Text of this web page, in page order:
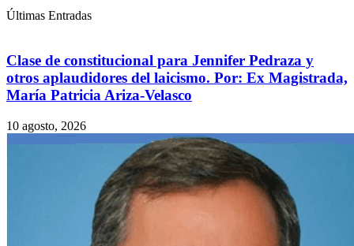
Últimas Entradas
Clase de constitucional para Jennifer Pedraza y
otros aplaudidores del laicismo. Por: Ex Magistrada,
María Patricia Ariza-Velasco
10 agosto, 2026